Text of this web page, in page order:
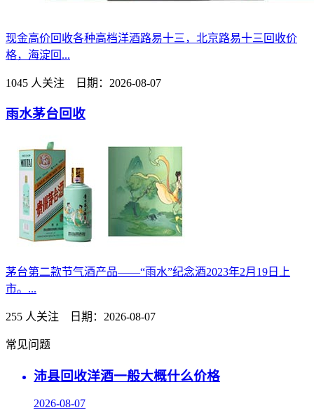
现金高价回收各种高档洋酒路易十三，北京路易十三回收价
格，海淀回...
1045 人关注 日期：2026-08-07
雨水茅台回收
茅台第二款节气酒产品——“雨水”纪念酒2023年2月19日上
市。...
255 人关注 日期：2026-08-07
常见问题
沛县回收洋酒一般大概什么价格
2026-08-07